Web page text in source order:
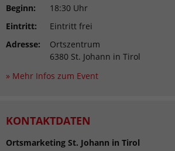
Beginn:
18:30 Uhr
Eintritt:
Eintritt frei
Adresse:
Ortszentrum
6380 St. Johann in Tirol
» Mehr Infos zum Event
KONTAKTDATEN
Ortsmarketing St. Johann in Tirol